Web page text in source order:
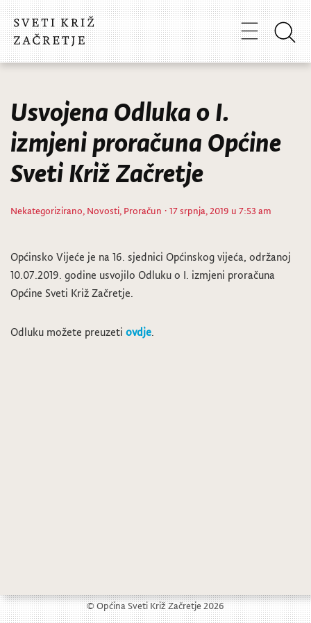
Usvojena Odluka o I.
izmjeni proračuna Općine
Sveti Križ Začretje
Nekategorizirano, Novosti, Proračun · 17 srpnja, 2019 u 7:53 am
Općinsko Vijeće je na 16. sjednici Općinskog vijeća, održanoj
10.07.2019. godine usvojilo Odluku o I. izmjeni proračuna
Općine Sveti Križ Začretje.
Odluku možete preuzeti ovdje.
© Općina Sveti Križ Začretje 2026